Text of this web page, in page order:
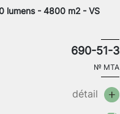
lumens - 4800 m2 - VS
690-51-3
№ MTA
détail